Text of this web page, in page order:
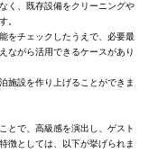
く、既存設備をクリーニングや
。
をチェックしたうえで、必要最
ながら活用できるケースがあり
施設を作り上げることができま
とで、高級感を演出し、ゲスト
徴としては、以下が挙げられま